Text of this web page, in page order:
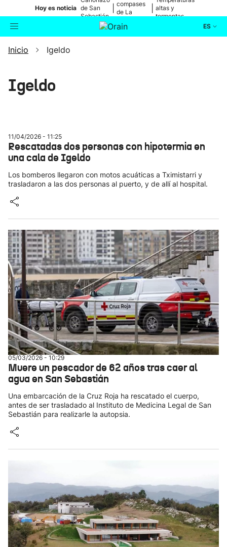
Hoy es noticia de San
Sebastián
compases
de La
altas y
tormentas
ES
Buscador
Inicio Igeldo
Igeldo
11/04/2026 - 11:25
Rescatadas dos personas con hipotermia en
una cala de Igeldo
Los bomberos llegaron con motos acuáticas a Tximistarri y
trasladaron a las dos personas al puerto, y de allí al hospital.
05/03/2026 - 10:29
Muere un pescador de 62 años tras caer al
agua en San Sebastián
Una embarcación de la Cruz Roja ha rescatado el cuerpo,
antes de ser trasladado al Instituto de Medicina Legal de San
Sebastián para realizarle la autopsia.